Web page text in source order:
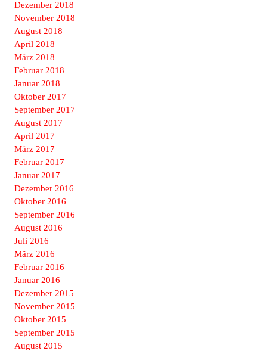
Dezember 2018
November 2018
August 2018
April 2018
März 2018
Februar 2018
Januar 2018
Oktober 2017
September 2017
August 2017
April 2017
März 2017
Februar 2017
Januar 2017
Dezember 2016
Oktober 2016
September 2016
August 2016
Juli 2016
März 2016
Februar 2016
Januar 2016
Dezember 2015
November 2015
Oktober 2015
September 2015
August 2015